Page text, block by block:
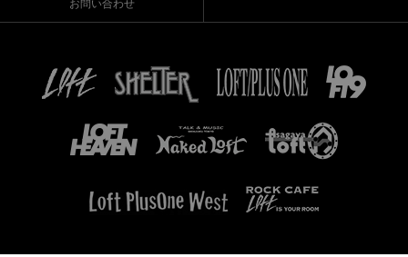
お問い合わせ